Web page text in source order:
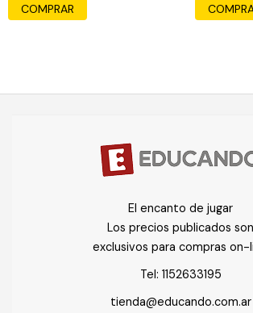
El encanto de jugar
Los precios publicados son
exclusivos para compras on-
Tel: 1152633195
tienda@educando.com.ar